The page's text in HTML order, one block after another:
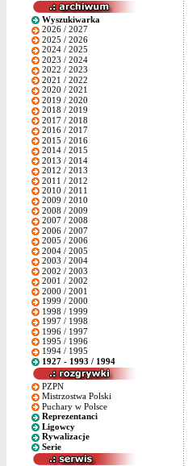
Wyszukiwarka
2026 / 2027
2025 / 2026
2024 / 2025
2023 / 2024
2022 / 2023
2021 / 2022
2020 / 2021
2019 / 2020
2018 / 2019
2017 / 2018
2016 / 2017
2015 / 2016
2014 / 2015
2013 / 2014
2012 / 2013
2011 / 2012
2010 / 2011
2009 / 2010
2008 / 2009
2007 / 2008
2006 / 2007
2005 / 2006
2004 / 2005
2003 / 2004
2002 / 2003
2001 / 2002
2000 / 2001
1999 / 2000
1998 / 1999
1997 / 1998
1996 / 1997
1995 / 1996
1994 / 1995
1927 - 1993 / 1994
PZPN
Mistrzostwa Polski
Puchary w Polsce
Reprezentanci
Ligowcy
Rywalizacje
Serie